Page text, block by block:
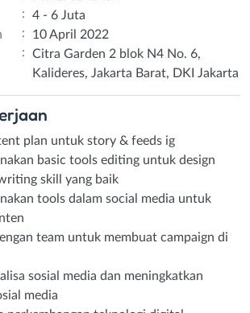
:
4 - 6 Juta
:
10 April 2022
:
Citra Garden 2 blok N4 No. 6,
Kalideres, Jakarta Barat, DKI Jakarta
plan untuk story & feeds ig
basic tools editing untuk design
skill yang baik
tools dalam social media untuk
team untuk membuat campaign di
sosial media dan meningkatkan
media